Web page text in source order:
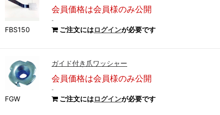
FBS150
会員価格は会員様のみ公開
-
ご注文にはログインが必要です
FGW
ガイド付き爪ワッシャー
会員価格は会員様のみ公開
-
ご注文にはログインが必要です